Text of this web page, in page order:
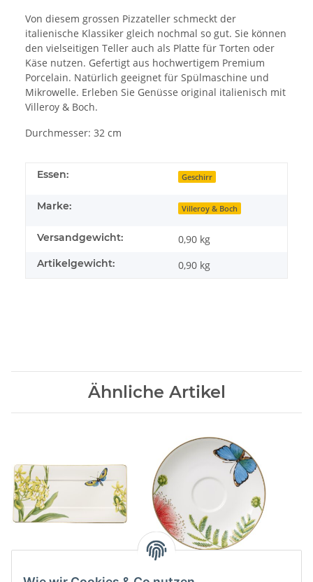
Von diesem grossen Pizzateller schmeckt der
italienische Klassiker gleich nochmal so gut. Sie können
den vielseitigen Teller auch als Platte für Torten oder
Käse nutzen. Gefertigt aus hochwertigem Premium
Porcelain. Natürlich geeignet für Spülmaschine und
Mikrowelle. Erleben Sie Genüsse original italienisch mit
Villeroy & Boch.
Durchmesser: 32 cm
Essen: Geschirr
Marke: Villeroy & Boch
Versandgewicht: 0,90 kg
Artikelgewicht: 0,90 kg
Ähnliche Artikel
110,00 CHF *